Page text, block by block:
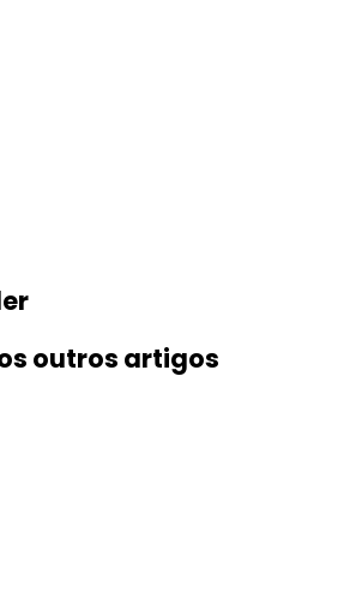
outros artigos